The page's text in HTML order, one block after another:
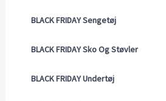
BLACK FRIDAY Sengetøj
BLACK FRIDAY Sko Og Støvler
BLACK FRIDAY Undertøj